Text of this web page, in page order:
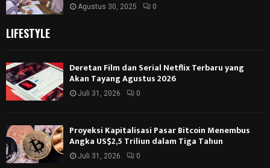
Agustus 30, 2025 0
LIFESTYLE
Deretan Film dan Serial Netflix Terbaru yang
Akan Tayang Agustus 2026
Juli 31, 2026 0
Proyeksi Kapitalisasi Pasar Bitcoin Menembus
Angka US$2,5 Triliun dalam Tiga Tahun
Juli 31, 2026 0